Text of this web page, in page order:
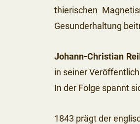
thierischen
Gesunderhaltung
Johann-Christian Reil
in seiner
In der Folge spannt
1843 prägt der